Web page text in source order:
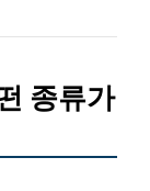
종류가